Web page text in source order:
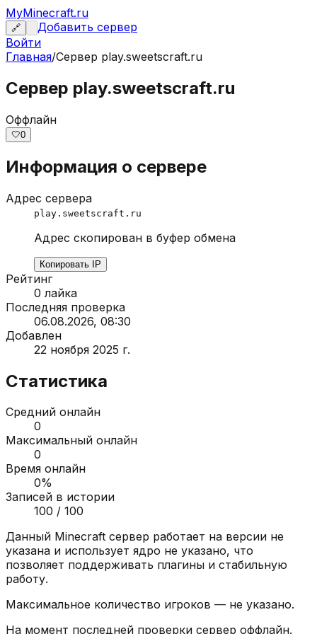
MyMinecraft.ru
🔗
Добавить сервер
Войти
Главная/Сервер play.sweetscraft.ru
Сервер play.sweetscraft.ru
Оффлайн
🤍0
Информация о сервере
Адрес сервера
play.sweetscraft.ru
Адрес скопирован в буфер обмена
Копировать IP
Рейтинг
0 лайка
Последняя проверка
06.08.2026, 08:30
Добавлен
22 ноября 2025 г.
Статистика
Средний онлайн
0
Максимальный онлайн
0
Время онлайн
0%
Записей в истории
100 / 100
Данный Minecraft сервер работает на версии не
указана и использует ядро не указано, что
позволяет поддерживать плагины и стабильную
работу.
Максимальное количество игроков — не указано.
На момент последней проверки сервер оффлайн.